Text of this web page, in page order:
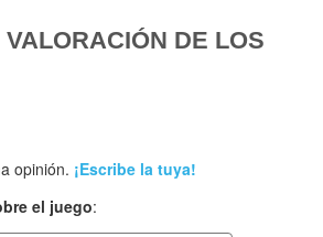
DE LOS
opinión. ¡Escribe la tuya!
el juego: